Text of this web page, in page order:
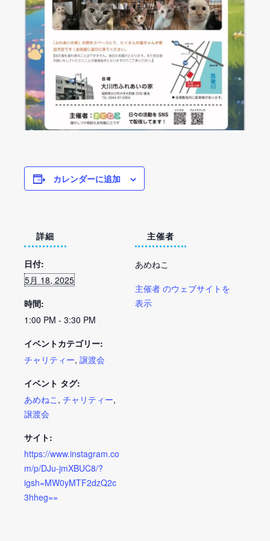
カレンダーに追加
詳細
日付:
5月 18, 2025
時間:
1:00 PM - 3:30 PM
イベントカテゴリー:
チャリティー, 譲渡会
イベント タグ:
あめねこ , チャリティー,
譲渡会
サイト:
https://www.instagram.co
m/p/DJu-jmXBUC8/?
igsh=MW0yMTF2dzQ2c
3hheg==
主催者
あめねこ
主催者 のウェブサイトを
表示